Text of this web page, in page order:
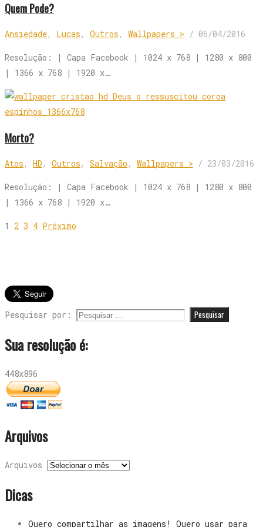
Quem Pode?
Ansiedade, Lucas , Outros , Wallpapers > / 06/04/2016
Resolução: | Capa Facebook | 1024 x 768 | 1280 x 800
| 1366 x 768 | 1920 x…
Morto?
Atos , HD , Outros , Salvação , Wallpapers > / 23/03/2016
Resolução: | Capa Facebook | 1024 x 768 | 1280 x 800
| 1366 x 768 | 1920 x…
1 2 3 4 Próximo
Pesquisar por:
Sua resolução é:
448x896
Arquivos
Arquivos
Dicas
Quero compartilhar as imagens! Quero usar para